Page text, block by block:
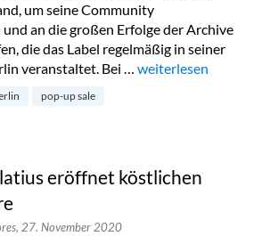
um seine Community
an die großen Erfolge der Archive
die das Label regelmäßig in seiner
veranstaltet. Bei … „Lala Berlin Flash
weiterlesen
pop-up sale
eröffnet köstlichen
27. November 2020